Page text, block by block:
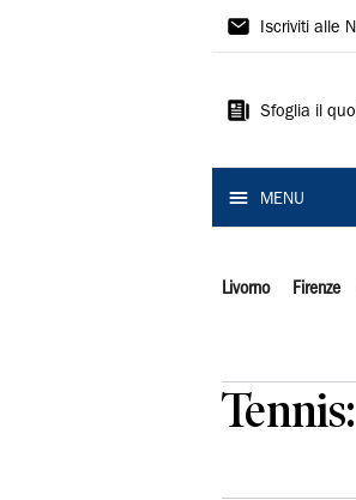
Il
Iscriviti alle
Sfoglia il
MENU
Livorno Firenze